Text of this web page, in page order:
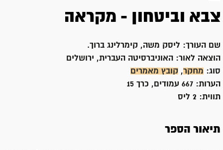
צבא וביטחון - מקראה
שם העורך: ליסק משה, קימרלינג ברוך.
הוצאה לאור:
האוניברסיטה העברית, ירושלים
סוג: מחקר, קובץ מאמרים
הערות: 667 עמודים, כרך 15
תווית: 2 ליס
תיאור הספר